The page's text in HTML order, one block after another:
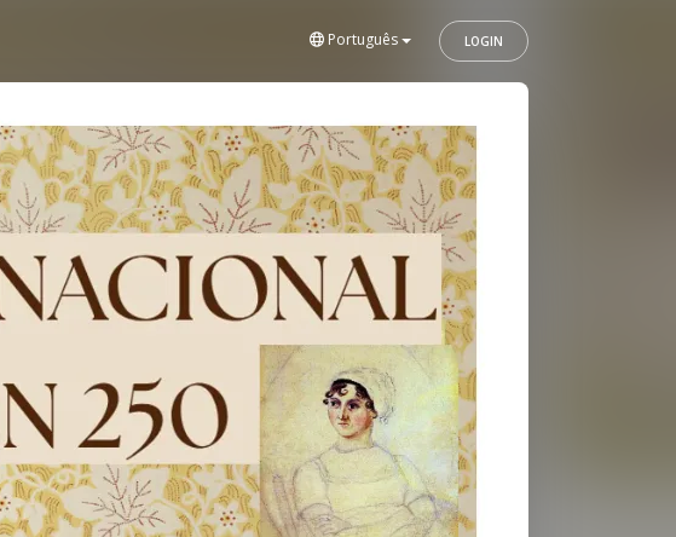
Português LOGIN